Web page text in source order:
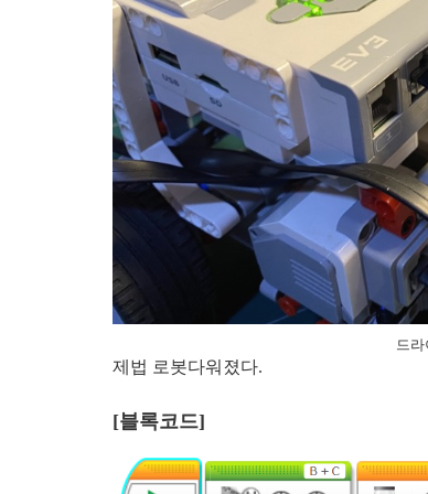
드라
제법 로봇다워졌다.
[블록코드]